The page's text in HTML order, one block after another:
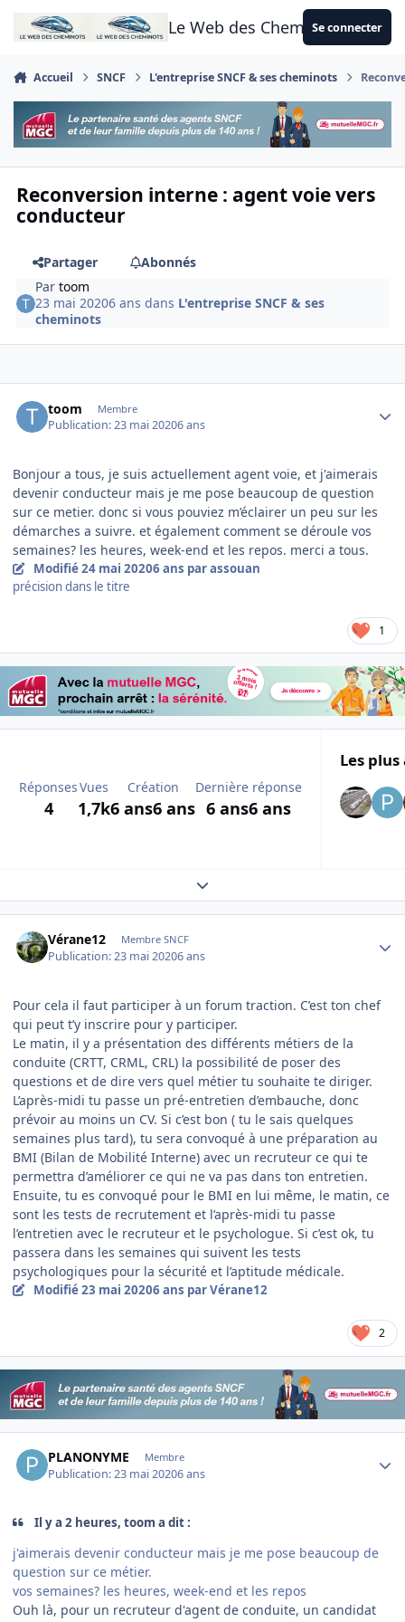
Aller au contenu
Le Web des CheminotsSe connecter
Accueil SNCF L'entreprise SNCF & ses cheminots
Reconversion interne : agent voie vers
conducteur
Partager
Abonnés
Partoom
23 mai 20206 ans dans L'entreprise SNCF & ses
cheminots
toom Membre
Publication:23 mai 20206 ans
Bonjour a tous, je suis actuellement agent voie, et j'aimerais
devenir conducteur mais je me pose beaucoup de question
sur ce metier. donc si vous pouviez m’éclairer un peu sur les
démarches a suivre. et également comment se déroule vos
semaines? les heures, week-end et les repos. merci a tous.
Modifié24 mai 20206 ans par assouan
précision dans le titre
1
Réponses
4
Vues
1,7k
Création
6 ans6 ans
Dernière réponse
6 ans6 ans
Les
Expand topic overview
Vérane12 Membre SNCF
Publication:23 mai 20206 ans
Pour cela il faut participer à un forum traction. C’est ton chef
qui peut t’y inscrire pour y participer.
Le matin, il y a présentation des différents métiers de la
conduite (CRTT, CRML, CRL) la possibilité de poser des
questions et de dire vers quel métier tu souhaite te diriger.
L’après-midi tu passe un pré-entretien d’embauche, donc
prévoir au moins un CV. Si c’est bon ( tu le sais quelques
semaines plus tard), tu sera convoqué à une préparation au
BMI (Bilan de Mobilité Interne) avec un recruteur ce qui te
permettra d’améliorer ce qui ne va pas dans ton entretien.
Ensuite, tu es convoqué pour le BMI en lui même, le matin, ce
sont les tests de recrutement et l’après-midi tu passe
l’entretien avec le recruteur et le psychologue. Si c’est ok, tu
passera dans les semaines qui suivent les tests
psychologiques pour la sécurité et l’aptitude médicale.
Modifié23 mai 20206 ans par Vérane12
2
PLANONYME Membre
Publication:23 mai 20206 ans
Il y a 2 heures, toom a dit :
j'aimerais devenir conducteur mais je me pose beaucoup de
question sur ce métier.
vos semaines? les heures, week-end et les repos
Ouh là, pour un recruteur d'agent de conduite, un candidat